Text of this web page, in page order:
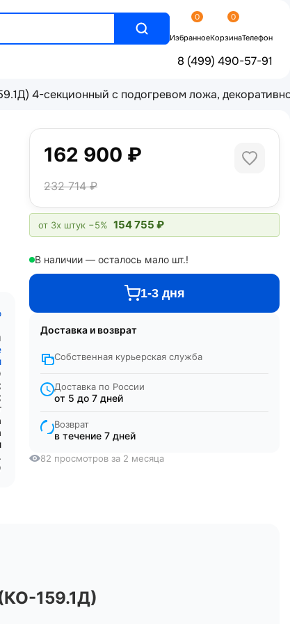
0
Избранное
0
КорзинаТелефон
8 (499) 490-57-91
4-секционный с подогревом ложа,
162 900 ₽
232 714 ₽
от 3х штук −5% 154 755 ₽
В наличии — осталось мало шт.!
1-3 дня
Доставка и возврат
Собственная курьерская служба
Доставка по России
от 5 до 7 дней
Возврат
в течение 7 дней
82 просмотров за 2 месяца
159.1Д)